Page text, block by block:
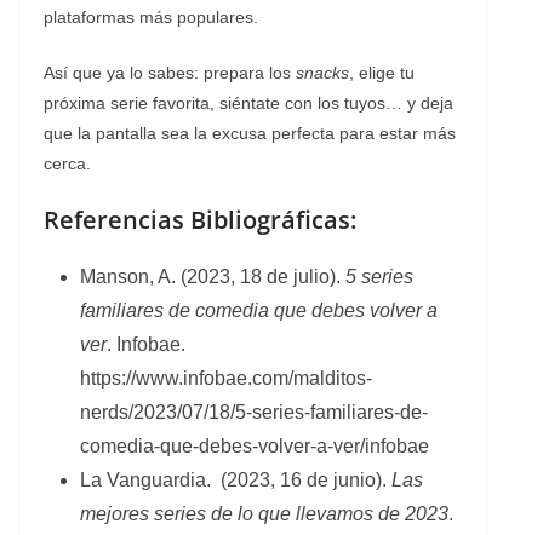
plataformas más populares.
Así que ya lo sabes: prepara los snacks , elige tu
próxima serie favorita, siéntate con los tuyos… y deja
que la pantalla sea la excusa perfecta para estar más
cerca.
Referencias Bibliográficas:
Manson, A. (2023, 18 de julio). 5 series
familiares de comedia que debes volver a
ver. Infobae.
https://www.infobae.com/malditos-
nerds/2023/07/18/5-series-familiares-de-
comedia-que-debes-volver-a-ver/infobae
La Vanguardia. (2023, 16 de junio). Las
mejores series de lo que llevamos de 2023.